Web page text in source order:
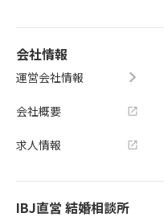
会社情報
運営会社情報
会社概要
求人情報
IBJ直営 結婚相談所